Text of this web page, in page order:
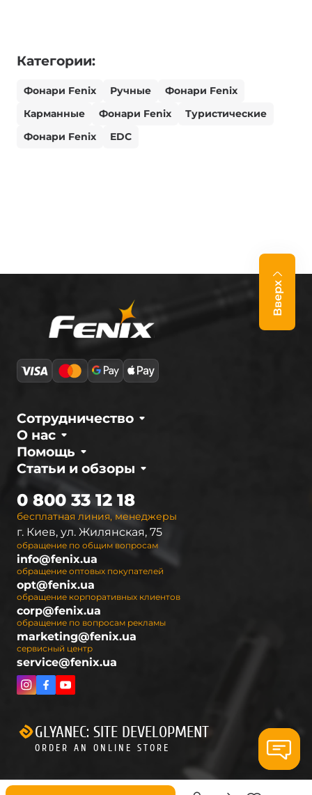
Категории:
Фонари Fenix Ручные
Фонари Fenix
Карманные
Фонари Fenix
Туристические
Фонари Fenix
EDC
Вверх
О нас
Сотрудничество
Статьи и обзоры
Помощь
бесплатная линия, менеджеры
0 800 33 12 18
г. Киев, ул. Жилянская, 75
обращение по общим вопросам
info@fenix.ua
обращение оптовых покупателей
opt@fenix.ua
обращение корпоративных клиентов
corp@fenix.ua
обращение по вопросам рекламы
marketing@fenix.ua
сервисный центр
service@fenix.ua
GLYANEC: SITE DEVELOPMENT
ORDER AN ONLINE STORE